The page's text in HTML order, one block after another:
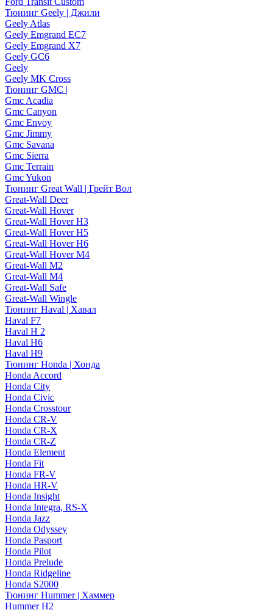
Тюнинг Geely | Джили
Geely Atlas
Geely Emgrand EC7
Geely Emgrand X7
Geely GC6
Geely
Geely MK Cross
Тюнинг GMC |
Gmc Acadia
Gmc Canyon
Gmc Envoy
Gmc Jimmy
Gmc Savana
Gmc Sierra
Gmc Terrain
Gmc Yukon
Тюнинг Great Wall | Грейт Вол
Great-Wall Deer
Great-Wall Hover
Great-Wall Hover H3
Great-Wall Hover H5
Great-Wall Hover H6
Great-Wall Hover M4
Great-Wall M2
Great-Wall M4
Great-Wall Safe
Great-Wall Wingle
Тюнинг Haval | Хавал
Haval F7
Haval H 2
Haval H6
Haval H9
Тюнинг Honda | Хонда
Honda Accord
Honda City
Honda Civic
Honda Crosstour
Honda CR-V
Honda CR-X
Honda CR-Z
Honda Element
Honda Fit
Honda FR-V
Honda HR-V
Honda Insight
Honda Integra, RS-X
Honda Jazz
Honda Odyssey
Honda Pasport
Honda Pilot
Honda Prelude
Honda Ridgeline
Honda S2000
Тюнинг Hummer | Хаммер
Hummer H2